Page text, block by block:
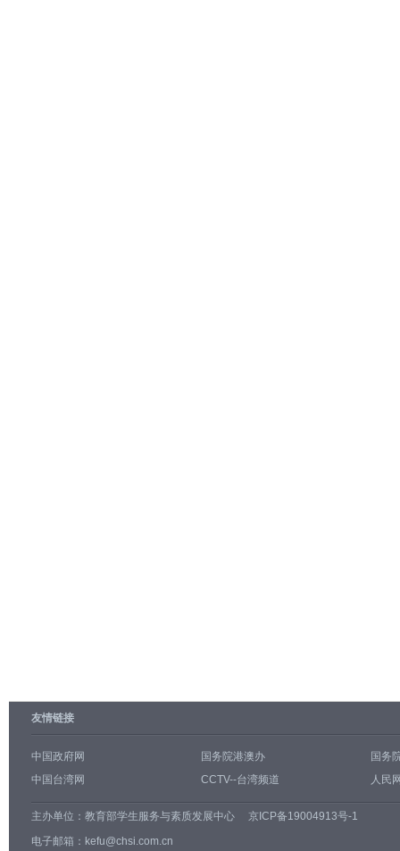
友情链接
中国政府网 国务院港澳办
国务
中国台湾网
CCTV--台湾频道 人民
主办单位： 教育部学生服务与素质发展中心
京ICP备19004913号-1
电子邮箱：kefu@chsi.com.cn